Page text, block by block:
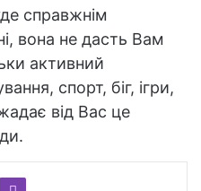
справжнім
вона не дасть Вам
активний
спорт, біг, ігри,
від Вас це